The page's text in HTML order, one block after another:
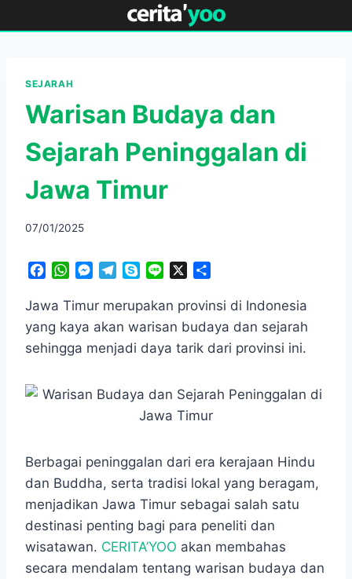
to
SEJARAH
Warisan Budaya dan
Sejarah Peninggalan di
Jawa Timur
07/01/2025
c
e
b
o
k
W
a
t
A
p
M
s
s
n
e
l
e
r
m
y
p
e
n
e
a
r
e
Jawa Timur merupakan provinsi di Indonesia
yang kaya akan warisan budaya dan sejarah
sehingga menjadi daya tarik dari provinsi ini.
Berbagai peninggalan dari era kerajaan Hindu
dan Buddha, serta tradisi lokal yang beragam,
menjadikan Jawa Timur sebagai salah satu
destinasi penting bagi para peneliti dan
wisatawan. CERITA’YOO akan membahas
secara mendalam tentang warisan budaya dan